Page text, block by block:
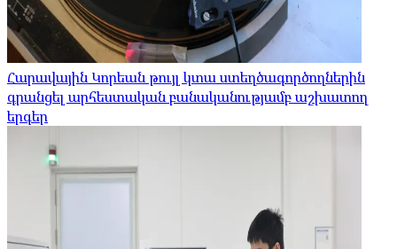
Հարավային Կորեան թույլ կտա ստեղծագործողներին
գրանցել արհեստական ​​բանականությամբ աշխատող
երգեր